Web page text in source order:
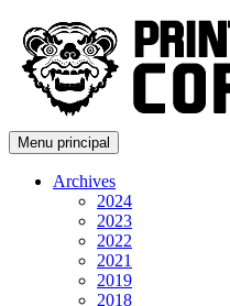
Menu principal
Archives
2024
2023
2022
2021
2019
2018